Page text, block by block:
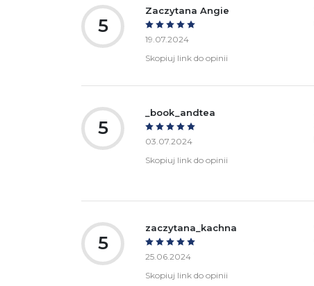
5
Zaczytana Angie
19.07.2024
Skopiuj link do opinii
5
_book_andtea
03.07.2024
Skopiuj link do opinii
5
zaczytana_kachna
25.06.2024
Skopiuj link do opinii